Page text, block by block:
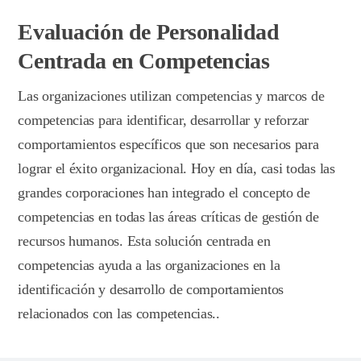
Evaluación de Personalidad
Centrada en Competencias
Las organizaciones utilizan competencias y marcos de
competencias para identificar, desarrollar y reforzar
comportamientos específicos que son necesarios para
lograr el éxito organizacional. Hoy en día, casi todas las
grandes corporaciones han integrado el concepto de
competencias en todas las áreas críticas de gestión de
recursos humanos. Esta solución centrada en
competencias ayuda a las organizaciones en la
identificación y desarrollo de comportamientos
relacionados con las competencias..